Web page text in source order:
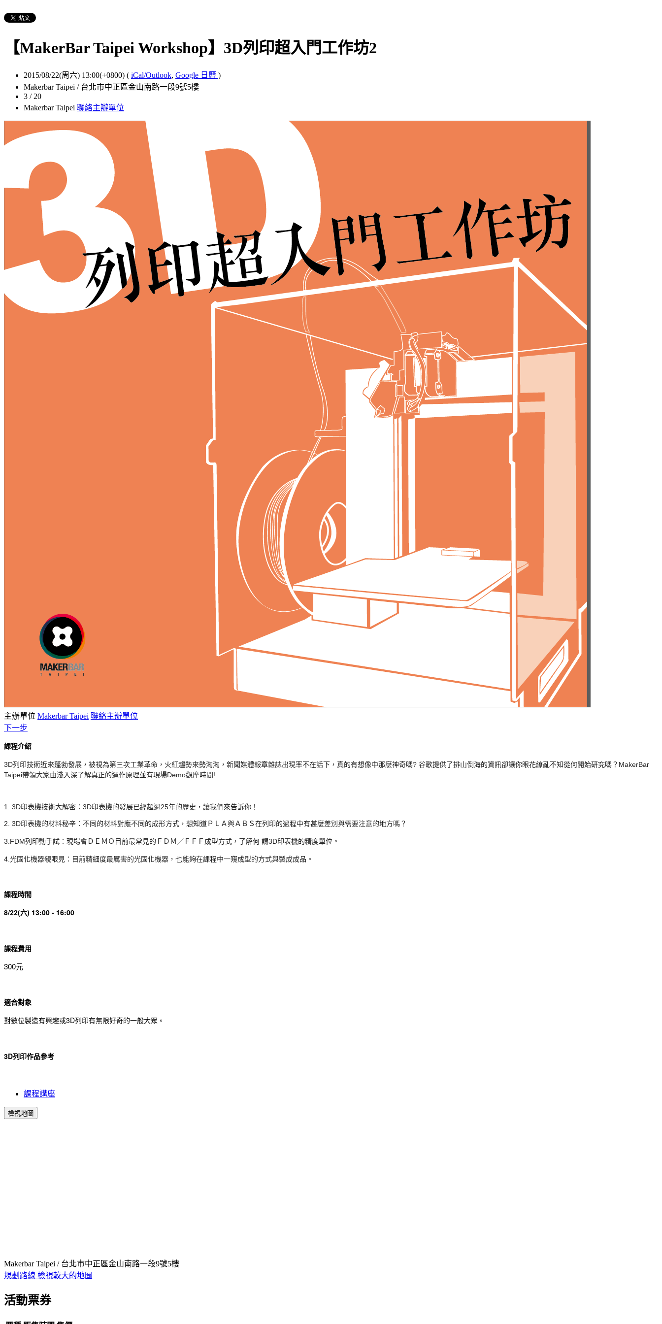
【MakerBar Taipei Workshop】3D列印超入門工作坊2
2015/08/22(周六) 13:00(+0800) ( iCal/Outlook, Google 日曆 )
Makerbar Taipei / 台北市中正區金山南路一段9號5樓
3 / 20
Makerbar Taipei 聯絡主辦單位
主辦單位 Makerbar Taipei 聯絡主辦單位
下一步
課程介紹
3D列印技術近來蓬勃發展，被視為第三次工業革命，火紅趨勢來勢洶洶， 新聞媒體報章雜誌出現率不在話下， 真的有想像中那麼神奇嗎? 谷歌提供了排山倒海的資訊卻讓你眼花繚亂不知從何開始研究嗎？ MakerBar
Taipei帶領大家由淺入深了解真正的運作原理並有現場Demo觀摩時間!
1. 3D印表機技術大解密： 3D印表機的發展已經超過25年的歷史，讓我們來告訴你！
2. 3D印表機的材料秘辛：不同的材料對應不同的成形方式， 想知道ＰＬＡ與ＡＢＳ在列印的過程中有甚麼差別與需要注意的地方嗎？
3.FDM列印動手試：現場會ＤＥＭＯ目前最常見的ＦＤＭ／ＦＦＦ成型方式， 了解何 謂3D印表機的精度單位。
4.光固化機器親眼見：目前精細度最厲害的光固化機器， 也能夠在課程中一窺成型的方式與製成成品。
課程時間
8/22(六) 13:00 - 16:00
課程費用
300元
適合對象
對數位製造有興趣或3D列印有無限好奇的一般大眾。
3D列印作品參考
課程講座
檢視地圖
Makerbar Taipei / 台北市中正區金山南路一段9號5樓
規劃路線 檢視較大的地圖
活動票券